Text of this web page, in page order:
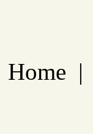
Home |